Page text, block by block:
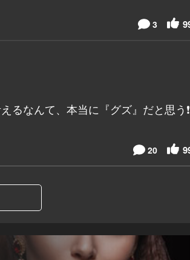
3
るなんて、本当に『グズ』だと思う❗
20